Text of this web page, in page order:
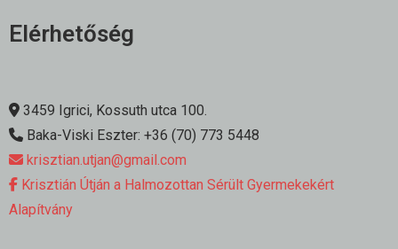
Elérhetőség
3459 Igrici, Kossuth utca 100.
Baka-Viski Eszter: +36 (70) 773 5448
krisztian.utjan@gmail.com
Krisztián Útján a Halmozottan Sérült Gyermekekért
Alapítvány